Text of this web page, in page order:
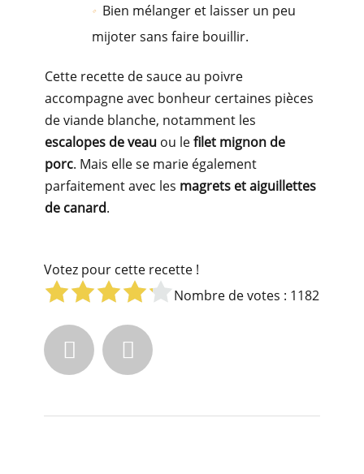
Bien mélanger et laisser un peu
mijoter sans faire bouillir.
Cette recette de sauce au poivre
accompagne avec bonheur certaines pièces
de viande blanche, notamment les
escalopes de veau ou lefilet mignon de
porc. Mais elle se marie également
parfaitement avec les magrets et aiguillettes
de canard.
Votez pour cette recette !
Nombre de votes : 1182
 